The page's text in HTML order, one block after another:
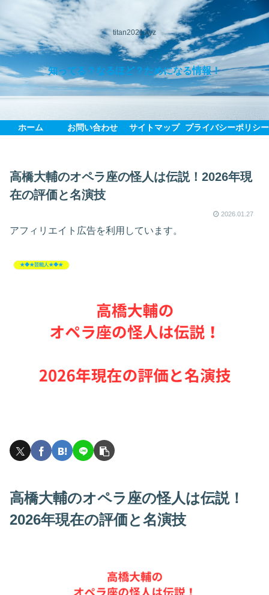
titan2021.xyz
知ってる？なるほど？ためになる情報！
ホーム お問い合わせ サイトマップ プライバシーポリシー
高橋大輔のオペラ座の怪人は伝説！2026年現
在の評価と名演技
2026.01.27
アフィリエイト広告を利用しています。
★◆★芸能人★◆★
高橋大輔のオペラ座の怪人は伝説！
2026年現在の評価と名演技